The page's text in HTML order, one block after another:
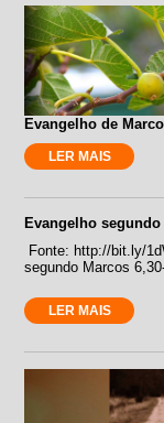
Evangelho de
LER MAIS
Evangelho segundo
Fonte: http://bit.ly/
segundo Marcos
LER MAIS